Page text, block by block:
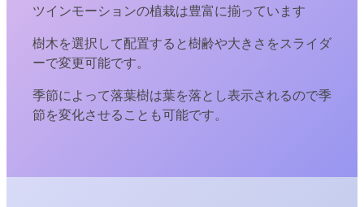
ツインモーションの植栽は豊富に揃っています
樹木を選択して配置すると樹齢や大きさをスライダ
ーで変更可能です。
季節によって落葉樹は葉を落とし表示されるので季
節を変化させることも可能です。